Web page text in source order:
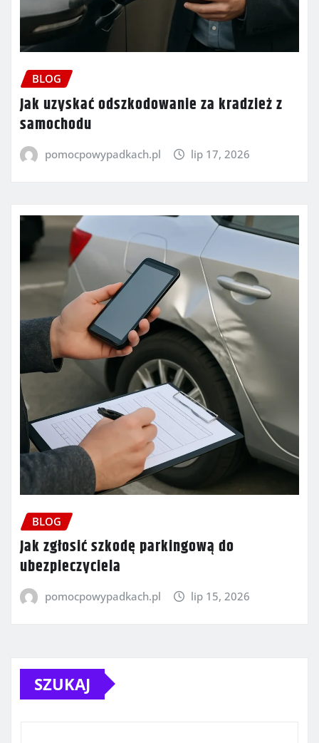
BLOG
Jak uzyskać odszkodowanie za kradzież z
samochodu
pomocpowypadkach.pl lip 17, 2026
BLOG
Jak zgłosić szkodę parkingową do
ubezpieczyciela
pomocpowypadkach.pl lip 15, 2026
SZUKAJ